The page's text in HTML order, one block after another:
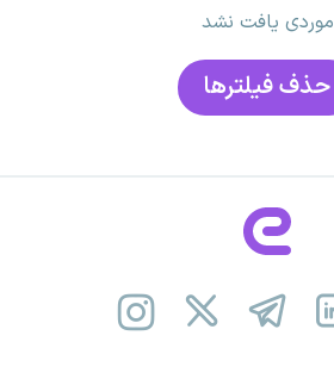
موردی یافت نشد
حذف فیلتر‌ها